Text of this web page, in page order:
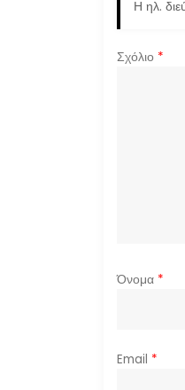
η
σ
Η ηλ.
Σχόλιο *
Όνομα *
Email *